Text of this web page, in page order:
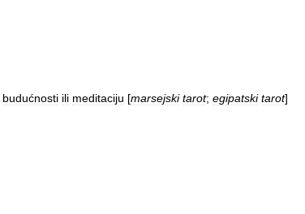
budućnosti ili meditaciju [marsejski tarot; egipatski tarot]